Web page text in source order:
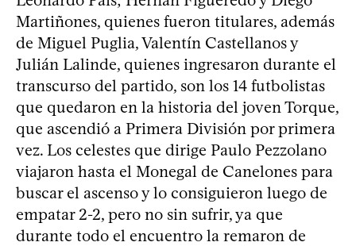
Martiñones, quienes fueron titulares, además
de Miguel Puglia, Valentín Castellanos y
Julián Lalinde, quienes ingresaron durante el
transcurso del partido, son los 14 futbolistas
que quedaron en la historia del joven Torque,
que ascendió a Primera División por primera
vez. Los celestes que dirige Paulo Pezzolano
viajaron hasta el Monegal de Canelones para
buscar el ascenso y lo consiguieron luego de
empatar 2-2, pero no sin sufrir, ya que
durante todo el encuentro la remaron de